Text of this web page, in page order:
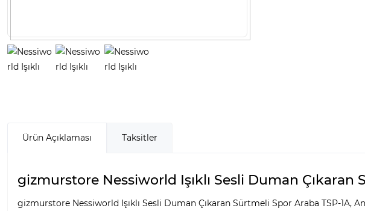
Ürün Açıklaması Taksitler
gizmurstore Nessiworld Işıklı Sesli Duman Çıkaran
gizmurstore Nessiworld Işıklı Sesli Duman Çıkaran Sürtmeli Spor Araba TSP-1A,